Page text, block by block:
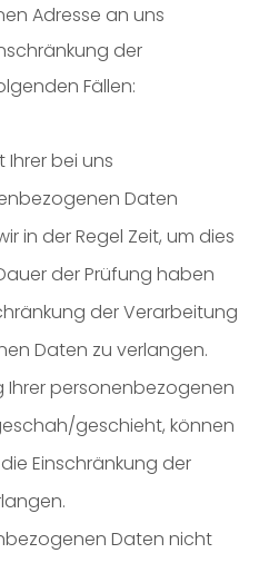
Adresse an uns
der
Fällen:
Ihrer bei uns
Daten
in der Regel Zeit, um dies
der Prüfung haben
der Verarbeitung
Daten zu verlangen.
Ihrer personenbezogenen
geschieht, können
Einschränkung der
Daten nicht